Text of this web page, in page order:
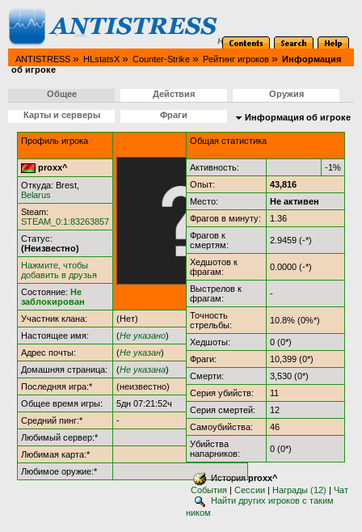
ANTISTRESS » HLstatsX » Counter-Strike » Рейтинг игроков » Информация
об игроке
Общее Действия Оружия
Карты и серверы Фраги Информация об игроке
Профиль игрока
proxx^
Откуда: Brest,
Belarus
Steam:
STEAM_0:1:83263857
Статус:
(Неизвестно)
Нажмите, чтобы
добавить в друзья
Состояние: Не
заблокирован
Участник клана:
(Нет)
Настоящее имя:
(Не указано)
Адрес почты:
(Не указан)
Домашняя страница:
(Не указана)
Последняя игра:*
(неизвестно)
Общее время игры:
5дн 07:21:52ч
Средний пинг:*
-
Любимый сервер:*
Любимая карта:*
Любимое оружие:*
Общая статистика
Активность:
-1%
Опыт:
43,816
Место:
Не активен
Фрагов в минуту:
1.36
Фрагов к
смертям:
2.9459 (-*)
Хедшотов к
фрагам:
0.0000 (-*)
Выстрелов к
фрагам:
-
Точность
стрельбы:
10.8% (0%*)
Хедшоты:
0 (0*)
Фраги:
10,399 (0*)
Смерти:
3,530 (0*)
Серия убийств:
11
Серия смертей:
12
Самоубийства:
46
Убийства
напарников:
0 (0*)
Историяproxx^
События |Сессии | Награды (12) |Чат
Найти других игроков с таким
ником